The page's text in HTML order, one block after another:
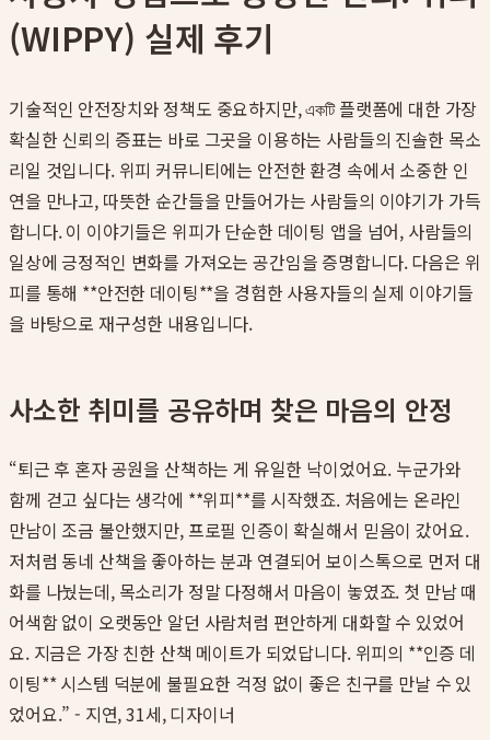
(WIPPY) 실제 후기
기술적인 안전장치와 정책도 중요하지만, একটি 플랫폼에 대한 가장
확실한 신뢰의 증표는 바로 그곳을 이용하는 사람들의 진솔한 목소
리일 것입니다. 위피 커뮤니티에는 안전한 환경 속에서 소중한 인
연을 만나고, 따뜻한 순간들을 만들어가는 사람들의 이야기가 가득
합니다. 이 이야기들은 위피가 단순한 데이팅 앱을 넘어, 사람들의
일상에 긍정적인 변화를 가져오는 공간임을 증명합니다. 다음은 위
피를 통해 **안전한 데이팅**을 경험한 사용자들의 실제 이야기들
을 바탕으로 재구성한 내용입니다.
사소한 취미를 공유하며 찾은 마음의 안정
“퇴근 후 혼자 공원을 산책하는 게 유일한 낙이었어요. 누군가와
함께 걷고 싶다는 생각에 **위피**를 시작했죠. 처음에는 온라인
만남이 조금 불안했지만, 프로필 인증이 확실해서 믿음이 갔어요.
저처럼 동네 산책을 좋아하는 분과 연결되어 보이스톡으로 먼저 대
화를 나눴는데, 목소리가 정말 다정해서 마음이 놓였죠. 첫 만남 때
어색함 없이 오랫동안 알던 사람처럼 편안하게 대화할 수 있었어
요. 지금은 가장 친한 산책 메이트가 되었답니다. 위피의 **인증 데
이팅** 시스템 덕분에 불필요한 걱정 없이 좋은 친구를 만날 수 있
었어요.” - 지연, 31세, 디자이너